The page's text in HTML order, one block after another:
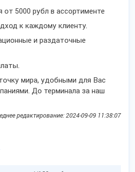
от 5000 рубл в ассортименте
к каждому клиенту.
и раздаточные
мира, удобными для Вас
До терминала за наш
редактирование: 2024-09-09 11:38:07